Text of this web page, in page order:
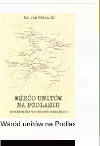
Wśród unitów na Podlasiu :